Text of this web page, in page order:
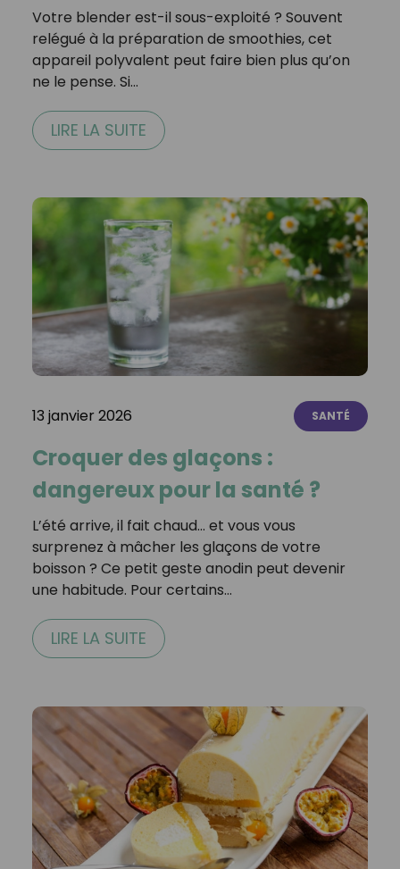
Votre blender est-il sous-exploité ? Souvent
relégué à la préparation de smoothies, cet
appareil polyvalent peut faire bien plus qu’on
ne le pense. Si…
LIRE LA SUITE
13 janvier 2026 SANTÉ
Croquer des glaçons :
dangereux pour la santé ?
L’été arrive, il fait chaud… et vous vous
surprenez à mâcher les glaçons de votre
boisson ? Ce petit geste anodin peut devenir
une habitude. Pour certains…
LIRE LA SUITE